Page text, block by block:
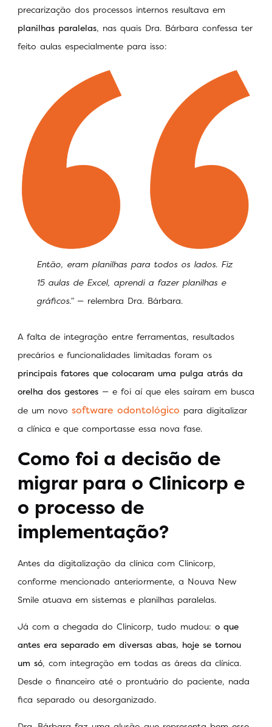
precarização dos processos internos resultava em
planilhas paralelas, nas quais Dra. Bárbara confessa ter
feito aulas especialmente para isso:
Então, eram planilhas para todos os lados. Fiz
15 aulas de Excel, aprendi a fazer planilhas e
gráficos.” — relembra Dra. Bárbara.
A falta de integração entre ferramentas, resultados
precários e funcionalidades limitadas foram os
principais fatores que colocaram uma pulga atrás da
orelha dos gestores — e foi aí que eles saíram em busca
de um novo software odontológico para digitalizar
a clínica e que comportasse essa nova fase.
Como foi a decisão de
migrar para o Clinicorp e
o processo de
implementação?
Antes da digitalização da clínica com Clinicorp,
conforme mencionado anteriormente, a Nouva New
Smile atuava em sistemas e planilhas paralelas.
Já com a chegada do Clinicorp, tudo mudou: o que
antes era separado em diversas abas, hoje se tornou
um só, com integração em todas as áreas da clínica.
Desde o financeiro até o prontuário do paciente, nada
fica separado ou desorganizado.